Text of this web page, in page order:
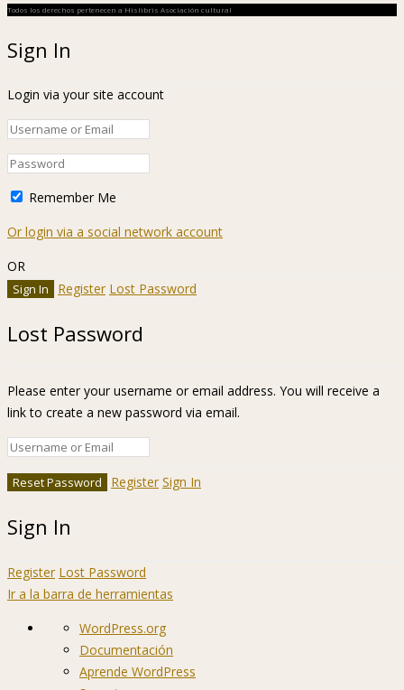
Todos los derechos pertenecen a Hislibris Asociación cultural
Sign In
Login via your site account
Remember Me
Or login via a social network account
OR
Register Lost Password
Lost Password
Please enter your username or email address. You will receive a
link to create a new password via email.
Register Sign In
Sign In
Register Lost Password
Ir a la barra de herramientas
Acerca
WordPress
WordPress.org
Documentación
Aprende WordPress